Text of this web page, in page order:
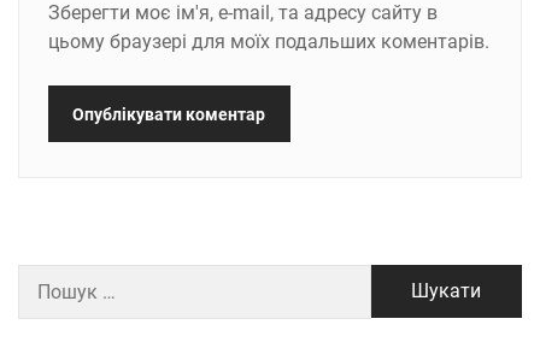
Зберегти моє ім'я, e-mail, та адресу сайту в
цьому браузері для моїх подальших коментарів.